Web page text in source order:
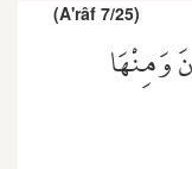
(A'râf 7/25)
وَمِنْهَا